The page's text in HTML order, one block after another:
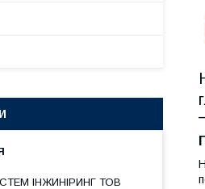
ІНЖИНІРИНГ ТОВ